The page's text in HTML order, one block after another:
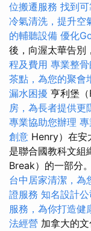
位搬遷服務 找到
冷氣清洗，提升空
的輔聽設備 優化
後，向渥太華告別
程及費用 專業整骨
茶點，為您的聚會
漏水困擾 亨利堡
房，為長者提供更
專業協助您辦理
創意 Henry）在安
是聯合國教科文組
Break）的一部分。
台中居家清潔，為
證服務 知名設計
服務，為你打造健
法經營 加拿大的